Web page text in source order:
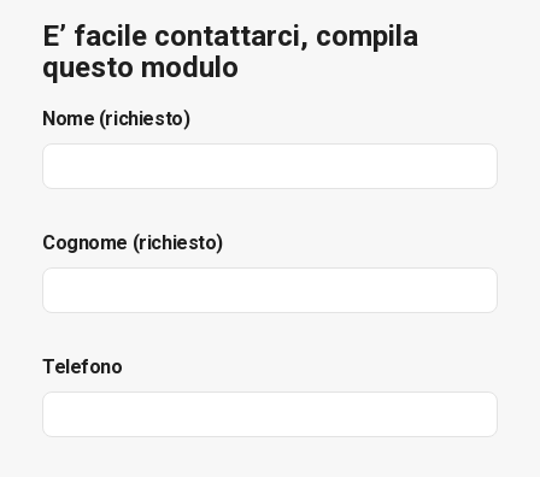
E’ facile contattarci, compila
questo modulo
Nome (richiesto)
Cognome (richiesto)
Telefono